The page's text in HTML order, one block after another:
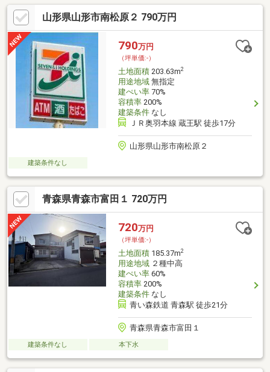
となる場合がございます。◆前面道路幅員が４ｍ未満のためセッ
トバックが必要となります。◆現況更地ではありますが造成工事
未実施です。
山形県山形市南松原２ 790万円
790万円
（坪単価:-）
土地面積203.63m2
用途地域無指定
建ぺい率70%
容積率200%
建築条件なし
ＪＲ奥羽本線 蔵王駅 徒歩17分
山形県山形市南松原２
建築条件なし
青森県青森市富田１ 720万円
720万円
（坪単価:-）
土地面積185.37m2
用途地域２種中高
建ぺい率60%
容積率200%
建築条件なし
青い森鉄道 青森駅 徒歩21分
青森県青森市富田１
建築条件なし 本下水